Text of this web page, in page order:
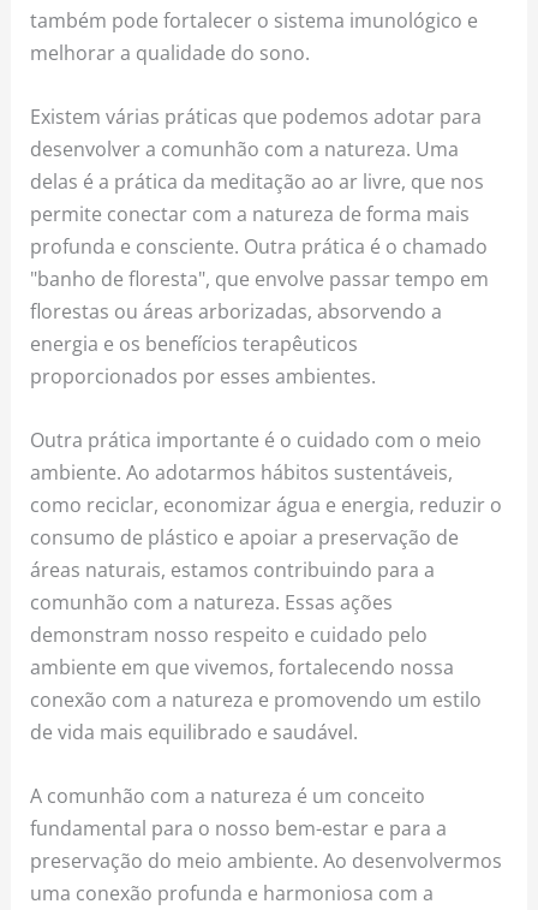
também pode fortalecer o sistema imunológico e
melhorar a qualidade do sono.
Existem várias práticas que podemos adotar para
desenvolver a comunhão com a natureza. Uma
delas é a prática da meditação ao ar livre, que nos
permite conectar com a natureza de forma mais
profunda e consciente. Outra prática é o chamado
"banho de floresta", que envolve passar tempo em
florestas ou áreas arborizadas, absorvendo a
energia e os benefícios terapêuticos
proporcionados por esses ambientes.
Outra prática importante é o cuidado com o meio
ambiente. Ao adotarmos hábitos sustentáveis,
como reciclar, economizar água e energia, reduzir o
consumo de plástico e apoiar a preservação de
áreas naturais, estamos contribuindo para a
comunhão com a natureza. Essas ações
demonstram nosso respeito e cuidado pelo
ambiente em que vivemos, fortalecendo nossa
conexão com a natureza e promovendo um estilo
de vida mais equilibrado e saudável.
A comunhão com a natureza é um conceito
fundamental para o nosso bem-estar e para a
preservação do meio ambiente. Ao desenvolvermos
uma conexão profunda e harmoniosa com a